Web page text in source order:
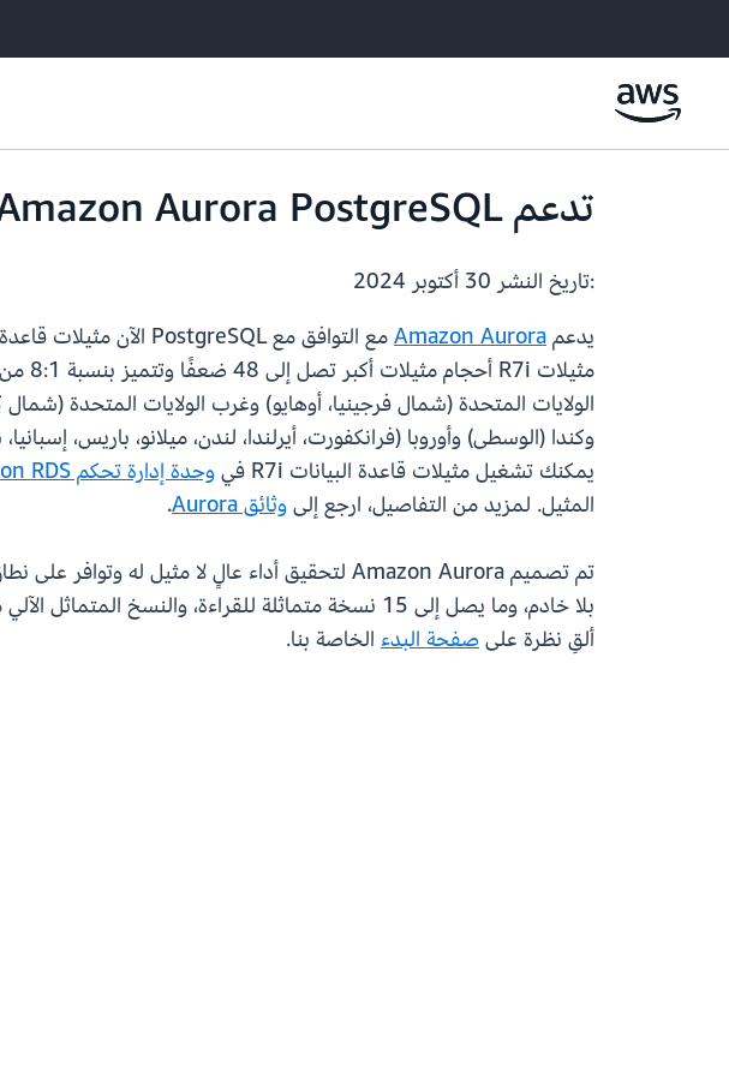
تدعم Amazon Aurora PostgreSQL الآن مثيلات قاعدة بيانات R7i
:تاريخ النشر
يدعمAmazon Aurora
الولايات المتحدة (شمال فرجينيا، أوهايو) وغرب الولايات المتحدة
وكندا (الوسطى) وأوروبا (فرانكفورت، أيرلندا، لندن، ميلانو، باريس،
يمكنك تشغيل مثيلات قاعدة البيانات R7i في
وحدة إدارة تحكم Amazon RDS
المثيل. لمزيد من التفاصيل، ارجع إلىوثائق Aurora .
ألقِ نظرة علىصفحة البدء الخاصة بنا.